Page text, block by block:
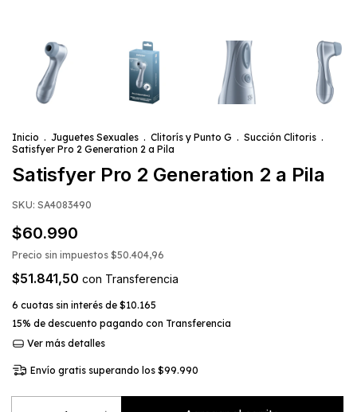
Inicio . Juguetes Sexuales . Clitorís y Punto G . Succión Clitoris .
Satisfyer Pro 2 Generation 2 a Pila
Satisfyer Pro 2 Generation 2 a Pila
SKU: SA4083490
$60.990
Precio sin impuestos $50.404,96
$51.841,50 con Transferencia
6 cuotas sin interés de $10.165
15% de descuento pagando con Transferencia
Ver más detalles
Envío gratis superando los $99.990